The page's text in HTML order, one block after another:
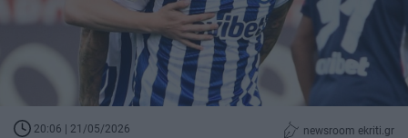
20:06 | 21/05/2026 newsroom ekriti.gr